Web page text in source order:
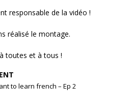
responsable de la vidéo !
réalisé le montage.
toutes et à tous !
to learn french – Ep 2